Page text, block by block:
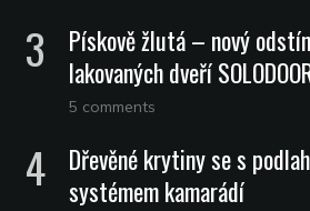
Pískově žlutá – nový
lakovaných dveří
5 comments
Dřevěné krytiny se s
systémem kamarádí